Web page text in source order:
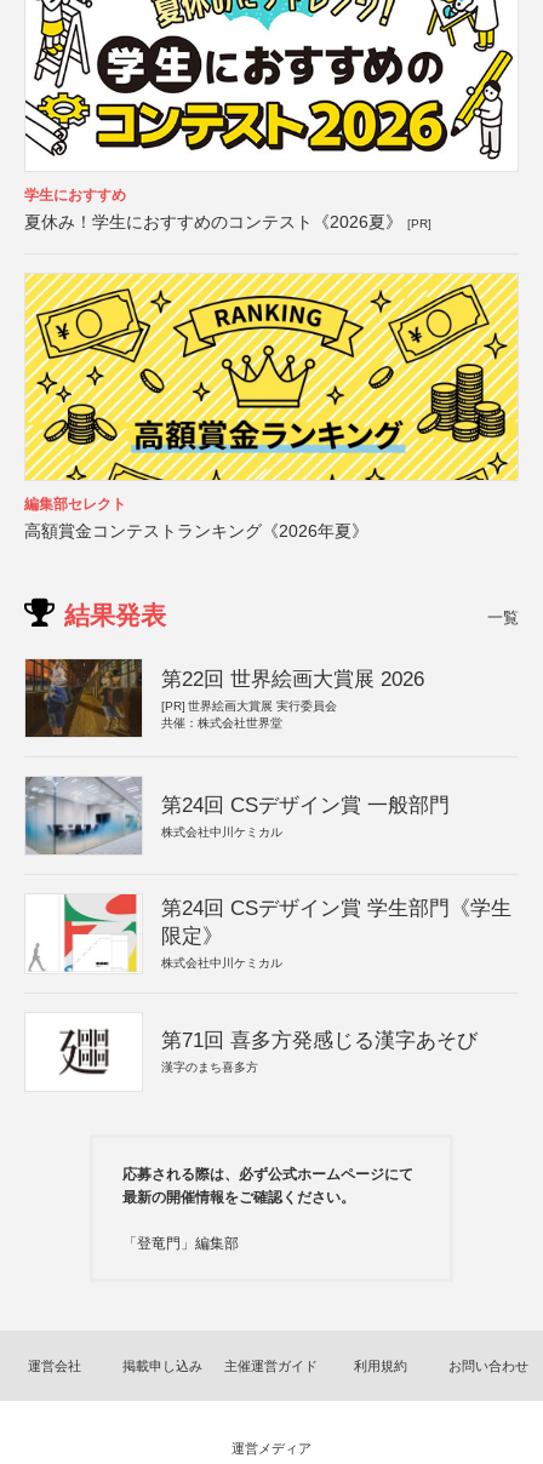
学生におすすめ
夏休み！学生におすすめのコンテスト《2026夏》 [PR]
編集部セレクト
高額賞金コンテストランキング《2026年夏》
結果発表 一覧
第22回 世界絵画大賞展 2026
[PR] 世界絵画大賞展 実行委員会
共催：株式会社世界堂
第24回 CSデザイン賞 一般部門
株式会社中川ケミカル
第24回 CSデザイン賞 学生部門《学生
限定》
株式会社中川ケミカル
第71回 喜多方発感じる漢字あそび
漢字のまち喜多方
応募される際は、必ず公式ホームページにて
最新の開催情報をご確認ください。
「登竜門」編集部
運営会社 掲載申し込み 主催運営ガイド 利用規約 お問い合わせ
運営メディア